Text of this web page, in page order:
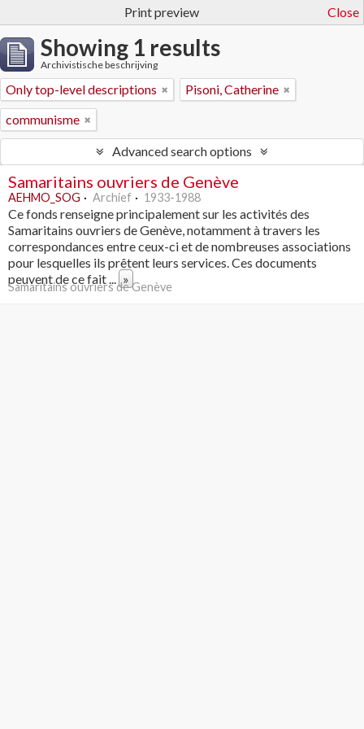
Print preview Close
Showing 1 results
Archivistische beschrijving
Only top-level descriptions
Pisoni, Catherine
communisme
Advanced search options
Samaritains ouvriers de Genève
AEHMO_SOG Archief 1933-1988
Ce fonds renseigne principalement sur les activités des
Samaritains ouvriers de Genève, notamment à travers les
correspondances entre ceux-ci et de nombreuses associations
pour lesquelles ils prêtent leurs services. Ces documents
peuvent de ce fait... »
Samaritains ouvriers de Genève